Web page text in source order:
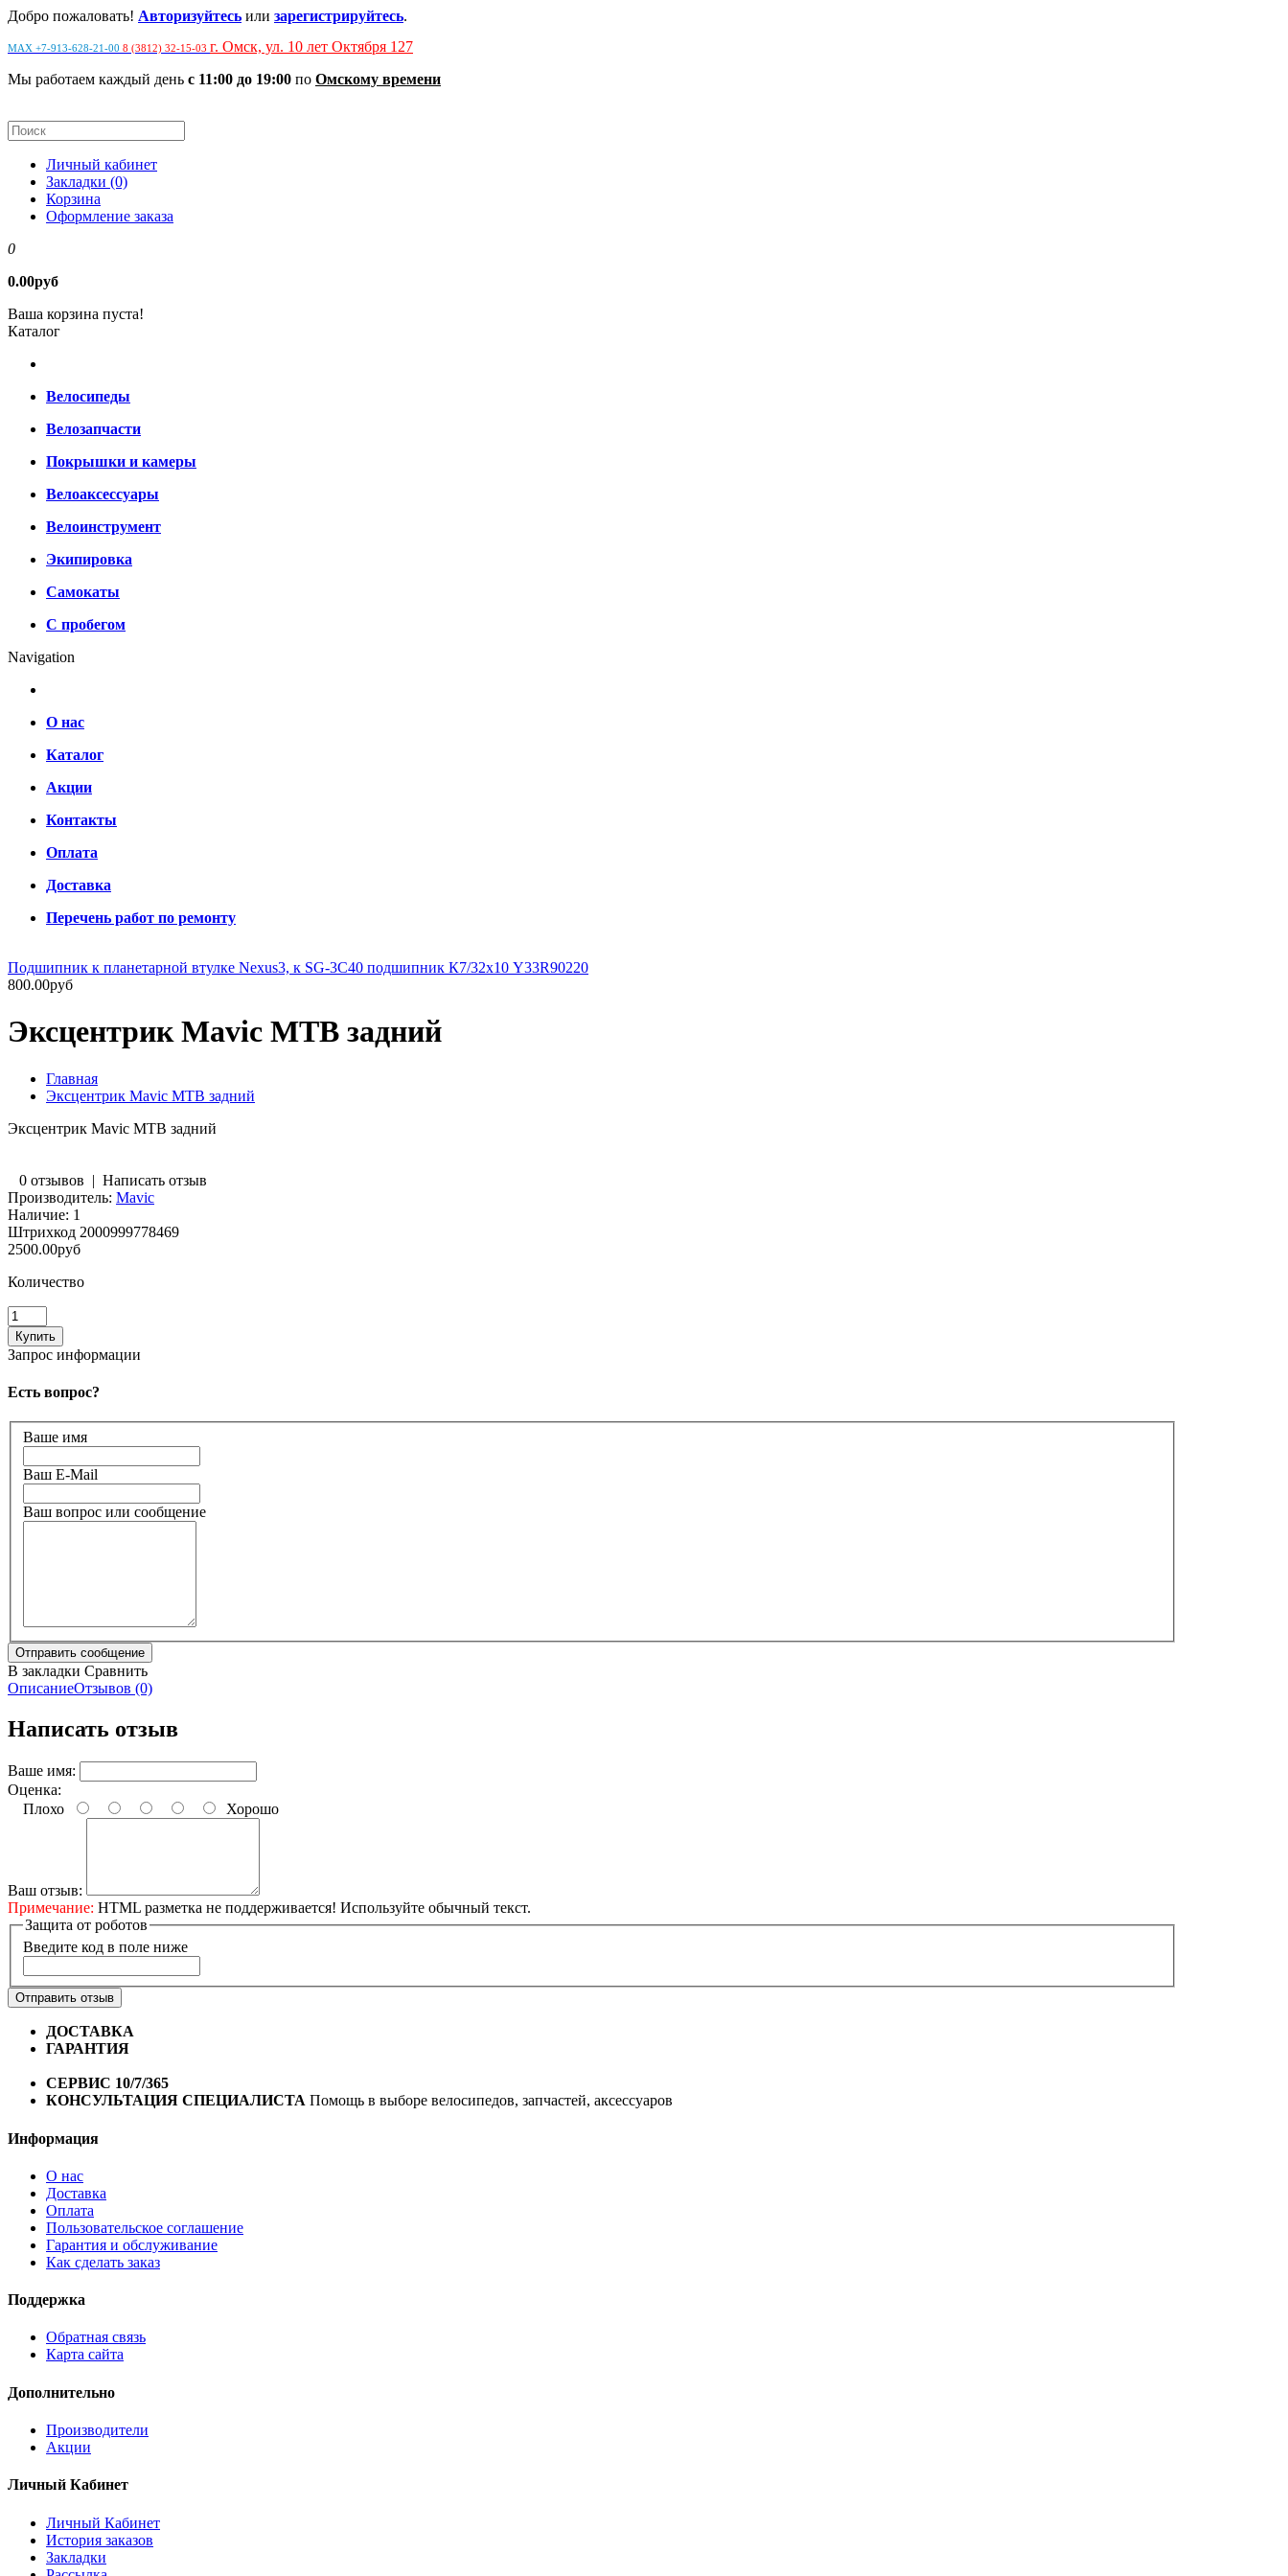
Добро пожаловать! Авторизуйтесь или зарегистрируйтесь.
MAX +7-913-628-21-00 8 (3812) 32-15-03 г. Омск, ул. 10 лет Октября 127
Мы работаем каждый день с 11:00 до 19:00 по Омскому времени
Личный кабинет
Закладки (0)
Корзина
Оформление заказа
0
0.00руб
Ваша корзина пуста!
Каталог
Велосипеды
Велозапчасти
Покрышки и камеры
Велоаксессуары
Велоинструмент
Экипировка
Самокаты
С пробегом
Navigation
О нас
Каталог
Акции
Контакты
Оплата
Доставка
Перечень работ по ремонту
Подшипник к планетарной втулке Nexus3, к SG-3C40 подшипник К7/32х10 Y33R90220
800.00руб
Эксцентрик Mavic MTB задний
Главная
Эксцентрик Mavic MTB задний
Эксцентрик Mavic MTB задний
0 отзывов | Написать отзыв
Производитель: Maviс
Наличие: 1
Штрихкод 2000999778469
2500.00руб
Количество
Запрос информации
Есть вопрос?
Ваше имя
Ваш E-Mail
Ваш вопрос или сообщение
В закладки Сравнить
ОписаниеОтзывов (0)
Написать отзыв
Ваше имя:
Оценка:
Плохо
Хорошо
Ваш отзыв:
Примечание: HTML разметка не поддерживается! Используйте обычный текст.
Защита от роботов
Введите код в поле ниже
Отправить отзыв
ДОСТАВКА
ГАРАНТИЯ
СЕРВИС 10/7/365
КОНСУЛЬТАЦИЯ СПЕЦИАЛИСТА Помощь в выборе велосипедов, запчастей, аксессуаров
Информация
О нас
Доставка
Оплата
Пользовательское соглашение
Гарантия и обслуживание
Как сделать заказ
Поддержка
Обратная связь
Карта сайта
Дополнительно
Производители
Акции
Личный Кабинет
Личный Кабинет
История заказов
Закладки